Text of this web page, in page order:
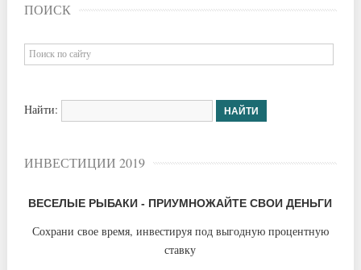
ПОИСК
Найти:
ИНВЕСТИЦИИ 2019
ВЕСЕЛЫЕ РЫБАКИ - ПРИУМНОЖАЙТЕ СВОИ ДЕНЬГИ
Сохрани свое время, инвестируя под выгодную процентную
ставку